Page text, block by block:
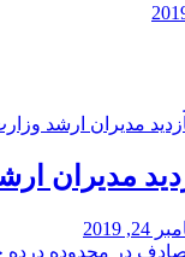
مدیران
2019